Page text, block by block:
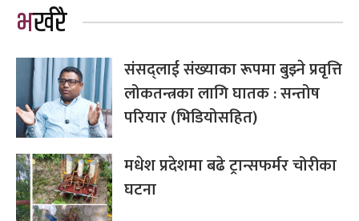
भर्खरै
संसद्लाई संख्याका रूपमा बुझ्ने प्रवृत्ति
लोकतन्त्रका लागि घातक : सन्तोष
परियार (भिडियोसहित)
मधेश प्रदेशमा बढे ट्रान्सफर्मर चोरीका
घटना